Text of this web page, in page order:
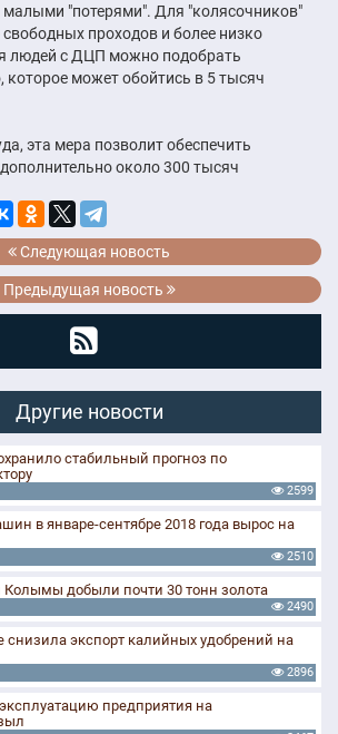
малыми "потерями". Для "колясочников"
проходов и более низко
людей с ДЦП можно подобрать
которое может обойтись в 5 тысяч
эта мера позволит обеспечить
около 300 тысяч
Следующая новость
Предыдущая новость
Другие новости
стабильный прогноз по
2599
в январе-сентябре 2018 года вырос на
2510
Колымы добыли почти 30 тонн золота
2490
снизила экспорт калийных удобрений на
2896
предприятия на